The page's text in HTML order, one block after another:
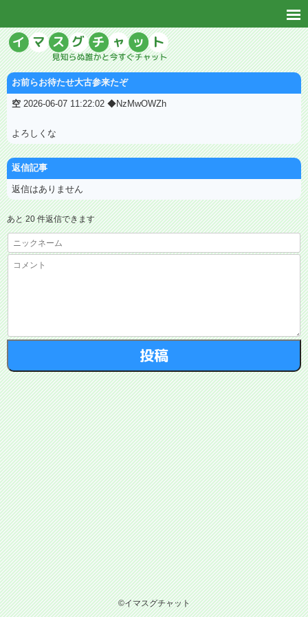
お前らお待たせ大古参来たぞ
空 2026-06-07 11:22:02 ◆NzMwOWZh
よろしくな
返信記事
返信はありません
あと 20 件返信できます
©イマスグチャット